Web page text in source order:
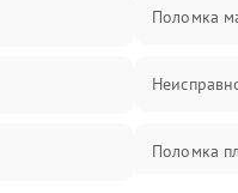
Поломка
Поломка